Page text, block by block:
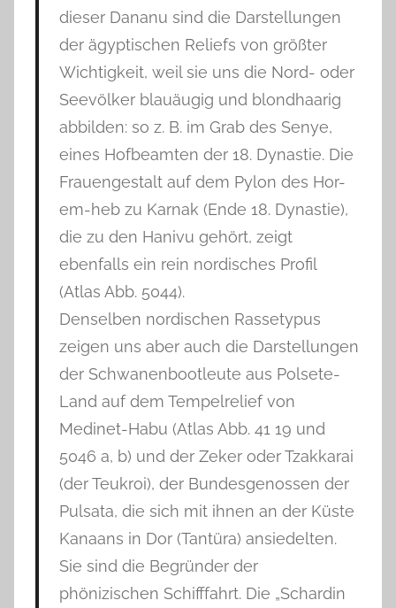
dieser Dananu sind die Darstellungen
der ägyptischen Reliefs von größter
Wichtigkeit, weil sie uns die Nord- oder
Seevölker blauäugig und blondhaarig
abbilden: so z. B. im Grab des Senye,
eines Hofbeamten der 18. Dynastie. Die
Frauengestalt auf dem Pylon des Hor-
em-heb zu Karnak (Ende 18. Dynastie),
die zu den Hanivu gehört, zeigt
ebenfalls ein rein nordisches Profil
(Atlas Abb. 5044).
Denselben nordischen Rassetypus
zeigen uns aber auch die Darstellungen
der Schwanenbootleute aus Polsete-
Land auf dem Tempelrelief von
Medinet-Habu (Atlas Abb. 41 19 und
5046 a, b) und der Zeker oder Tzakkarai
(der Teukroi), der Bundesgenossen der
Pulsata, die sich mit ihnen an der Küste
Kanaans in Dor (Tantüra) ansiedelten.
Sie sind die Begründer der
phönizischen Schifffahrt. Die „Schardin